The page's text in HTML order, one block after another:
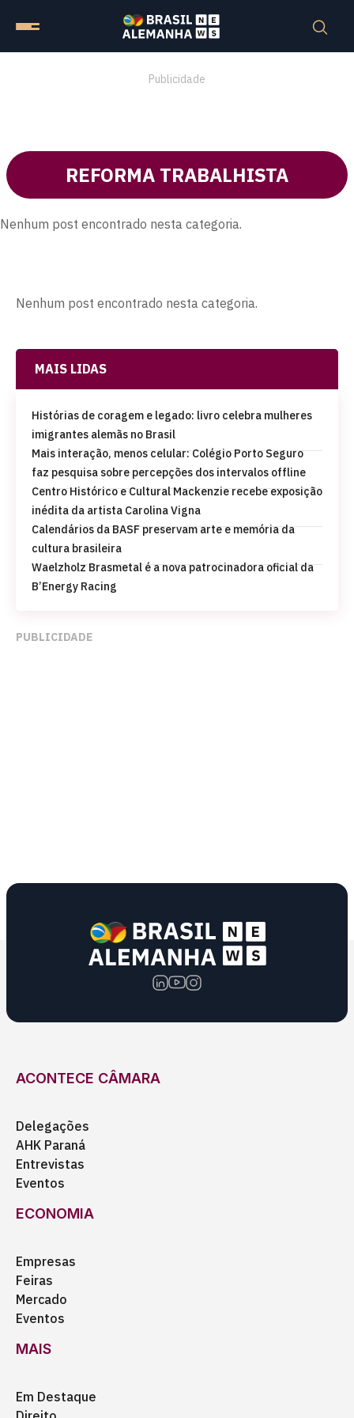
Publicidade
REFORMA TRABALHISTA
Nenhum post encontrado nesta categoria.
Nenhum post encontrado nesta categoria.
MAIS LIDAS
Histórias de coragem e legado: livro celebra mulheres
imigrantes alemãs no Brasil
Mais interação, menos celular: Colégio Porto Seguro
faz pesquisa sobre percepções dos intervalos offline
Centro Histórico e Cultural Mackenzie recebe exposição
inédita da artista Carolina Vigna
Calendários da BASF preservam arte e memória da
cultura brasileira
Waelzholz Brasmetal é a nova patrocinadora oficial da
B’Energy Racing
PUBLICIDADE
ACONTECE CÂMARA
Delegações
AHK Paraná
Entrevistas
Eventos
ECONOMIA
Empresas
Feiras
Mercado
Eventos
MAIS
Em Destaque